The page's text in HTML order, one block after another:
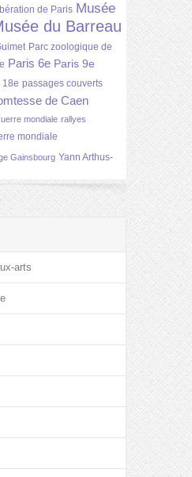
de Paris Musée
du Barreau
Parc zoologique de
Paris 6e Paris 9e
18e passages couverts
de Caen
mondiale rallyes
mondiale
Gainsbourg Yann Arthus-
arts